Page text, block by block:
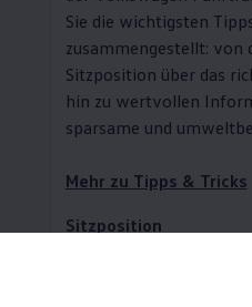
Sie die wichtigsten
zusammengestellt: von
Sitzposition über das
hin zu wertvollen
sparsame und
Mehr zu Tipps & Tricks
Sitzposition